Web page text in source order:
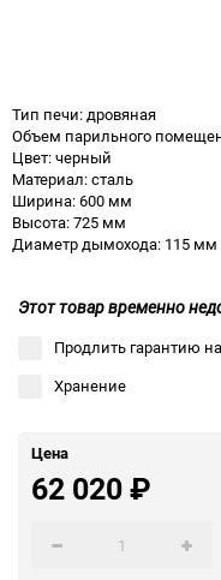
Тип печи: дровяная
Объем парильного
Цвет: черный
Материал: сталь
Ширина: 600 мм
Высота: 725 мм
Диаметр дымохода: 115 мм
Этот товар временно
Продлить гарантию
Хранение
Цена
62 020₽